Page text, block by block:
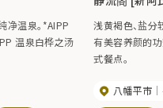
净温泉。*AIPP
温泉白桦之汤
浅黄褐色、盐
有美容养颜的
式餐点。
八幡平市